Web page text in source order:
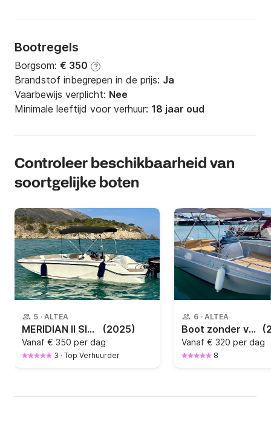
Bootregels
Borgsom: € 350 ?
Brandstof inbegrepen in de prijs: Ja
Vaarbewijs verplicht: Nee
Minimale leeftijd voor verhuur: 18 jaar oud
Controleer beschikbaarheid van
soortgelijke boten
5 · ALTEA
MERIDIAN II SIN LICENCIA Quicksilver 475 (2025)
Vanaf € 350 per dag
3 · Top Verhuurder
6 · ALTEA
Boot zonder vaarbewijs Matrix 500 15pk
Vanaf € 320 per dag
8